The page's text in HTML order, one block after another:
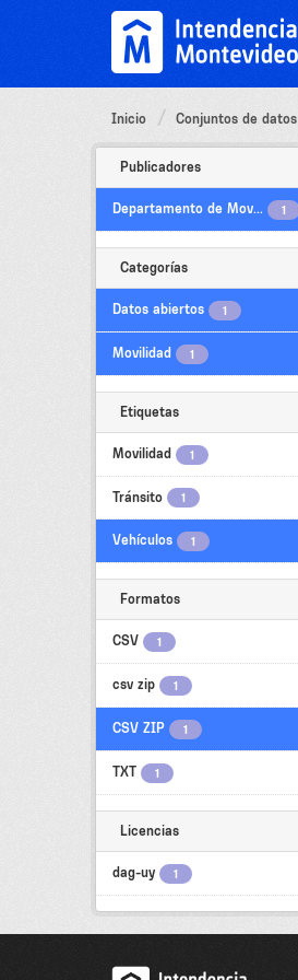
Inicio Conjuntos de datos
Publicadores
Departamento de Mov... 1
Categorías
Datos abiertos 1
Movilidad 1
Etiquetas
Movilidad 1
Tránsito 1
Vehículos 1
Formatos
CSV 1
csv zip 1
CSV ZIP 1
TXT 1
Licencias
dag-uy 1